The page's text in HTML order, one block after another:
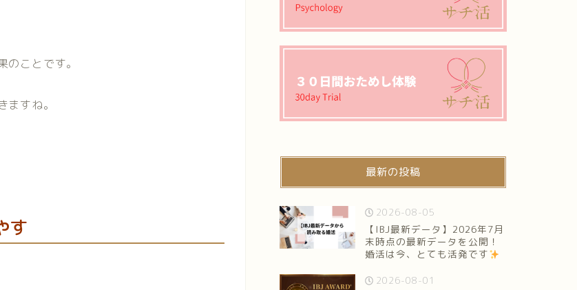
ことです。
すね。
す
最新の投稿
2026-08-05
【IBJ最新データ】2026年7月
末時点の最新データを公開！
婚活は今、とても活発です
2026-08-01